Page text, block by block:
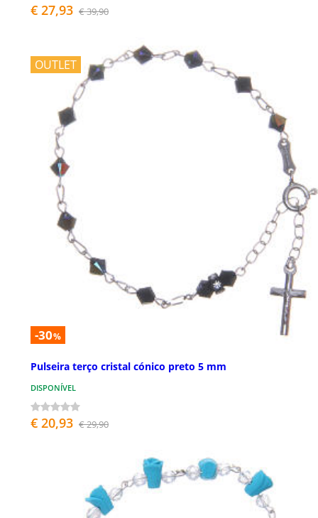
€ 27,93 € 39,90
OUTLET
-30%
Pulseira terço cristal cónico preto 5 mm
DISPONÍVEL
€ 20,93 € 29,90